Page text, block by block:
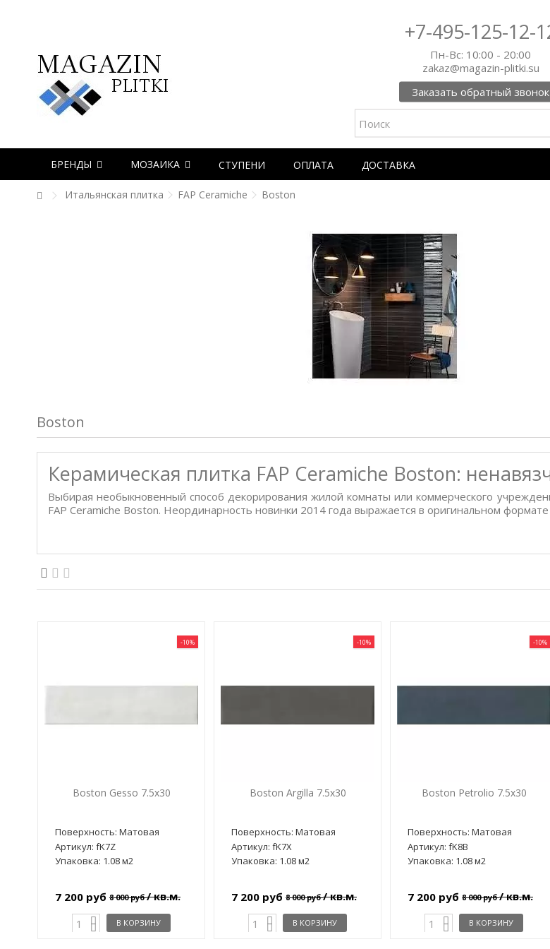
+7-495-125-12-
Пн-Вс: 10:00 - 20:00
zakaz@magazin-plitki.su
Заказать обратный звонок
БРЕНДЫ МОЗАИКА СТУПЕНИ ОПЛАТА ДОСТАВКА
Итальянская плитка FAP Ceramiche Boston
Boston
Керамическая плитка FAP Ceramiche Boston:
Выбирая необыкновенный способ декорирования жилой комнаты или коммерческого
FAP Ceramiche Boston. Неординарность новинки 2014 года выражается в оригинальном
-10%
Boston Gesso 7.5x30
Поверхность: Матовая
Артикул: fK7Z
Упаковка: 1.08 м2
7 200 руб 8 000 руб/ кв.м.
В КОРЗИНУ
-10%
Boston Argilla 7.5x30
Поверхность: Матовая
Артикул: fK7X
Упаковка: 1.08 м2
7 200 руб 8 000 руб/ кв.м.
В КОРЗИНУ
-10%
Boston Petrolio 7.5x30
Поверхность: Матовая
Артикул: fK8B
Упаковка: 1.08 м2
7 200 руб 8 000 руб/ кв.м.
В КОРЗИНУ